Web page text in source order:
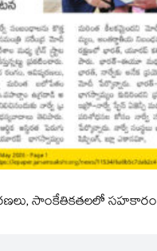
సాంకేతికతలలో సహకారం